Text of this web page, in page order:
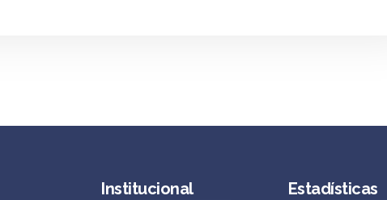
Institucional Estadísticas